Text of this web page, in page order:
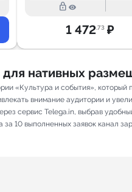
lock_outline
1 472.73 ₽
для нативных
«Культура и события»,
внимание аудитории и
сервис Telega.in, выбрав
10 выполненных заявок канал